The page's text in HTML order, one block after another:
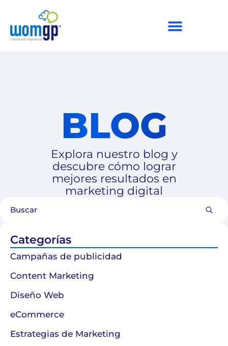
BLOG
Explora nuestro blog y
descubre cómo lograr
mejores resultados en
marketing digital
Categorías
Campañas de publicidad
Content Marketing
Diseño Web
eCommerce
Estrategias de Marketing